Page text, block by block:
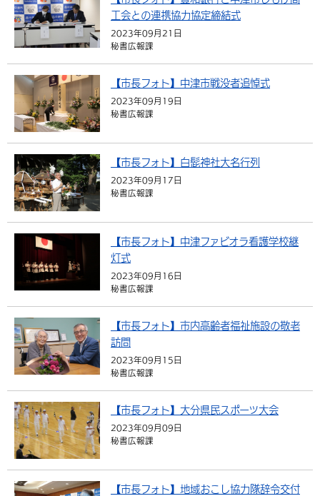
工会との連携協力協定締結式
2023年09月21日
秘書広報課
【市長フォト】中津市戦没者追悼式
2023年09月19日
秘書広報課
【市長フォト】白髭神社大名行列
2023年09月17日
秘書広報課
【市長フォト】中津ファビオラ看護学校継
灯式
2023年09月16日
秘書広報課
【市長フォト】市内高齢者福祉施設の敬老
訪問
2023年09月15日
秘書広報課
【市長フォト】大分県民スポーツ大会
2023年09月09日
秘書広報課
【市長フォト】地域おこし協力隊辞令交付